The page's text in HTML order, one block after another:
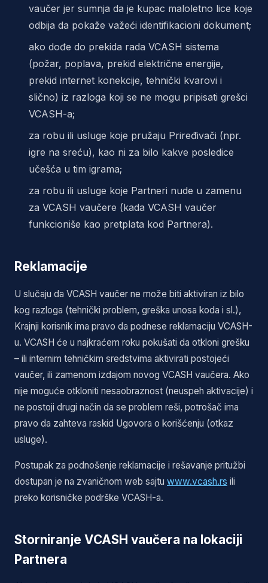
vaučer jer sumnja da je kupac maloletno lice koje
odbija da pokaže važeći identifikacioni dokument;
ako dođe do prekida rada VCASH sistema
(požar, poplava, prekid električne energije,
prekid internet konekcije, tehnički kvarovi i
slično) iz razloga koji se ne mogu pripisati grešci
VCASH-a;
za robu ili usluge koje pružaju Priređivači (npr.
igre na sreću), kao ni za bilo kakve posledice
učešća u tim igrama;
za robu ili usluge koje Partneri nude u zamenu
za VCASH vaučere (kada VCASH vaučer
funkcioniše kao pretplata kod Partnera).
Reklamacije
U slučaju da VCASH vaučer ne može biti aktiviran iz bilo
kog razloga (tehnički problem, greška unosa koda i sl.),
Krajnji korisnik ima pravo da podnese reklamaciju VCASH-
u. VCASH će u najkraćem roku pokušati da otkloni grešku
– ili internim tehničkim sredstvima aktivirati postojeći
vaučer, ili zamenom izdajom novog VCASH vaučera. Ako
nije moguće otkloniti nesaobraznost (neuspeh aktivacije) i
ne postoji drugi način da se problem reši, potrošač ima
pravo da zahteva raskid Ugovora o korišćenju (otkaz
usluge).
Postupak za podnošenje reklamacije i rešavanje pritužbi
dostupan je na zvaničnom web sajtu www.vcash.rs ili
preko korisničke podrške VCASH-a.
Storniranje VCASH vaučera na lokaciji
Partnera